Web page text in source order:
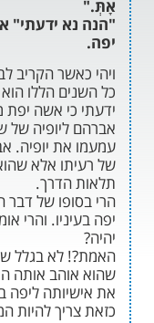
ידעתי" אברהם יודע
הקריב לבא מצרימה…
הללו הוא עימה
אשה יפת מראה את?
של שרה הוא,
יופיה. אברהם לא רק
אלא שהוא מבחין
של דבר הזמנים
והרי אומר הכתוב:
בגלל שהיא יפה הוא
אותה היא יפה.
ליפה בעיניו, יגידו
להיות המבט של